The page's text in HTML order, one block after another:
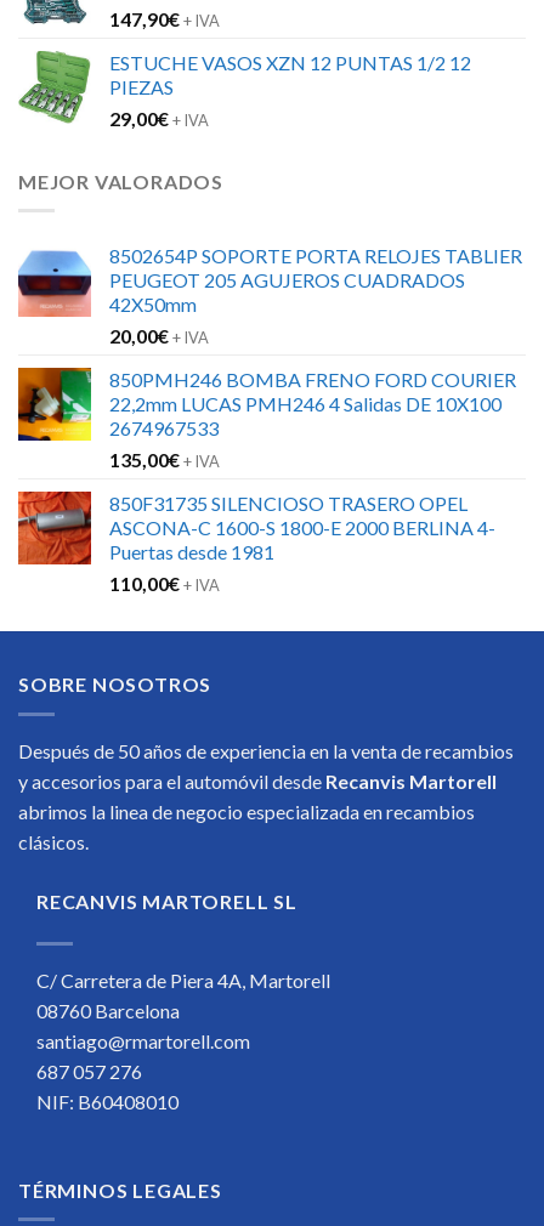
147,90€+ IVA
ESTUCHE VASOS XZN 12 PUNTAS 1/2 12
PIEZAS
29,00€+ IVA
MEJOR VALORADOS
8502654P SOPORTE PORTA RELOJES TABLIER
PEUGEOT 205 AGUJEROS CUADRADOS
42X50mm
20,00€+ IVA
850PMH246 BOMBA FRENO FORD COURIER
22,2mm LUCAS PMH246 4 Salidas DE 10X100
2674967533
135,00€+ IVA
850F31735 SILENCIOSO TRASERO OPEL
ASCONA-C 1600-S 1800-E 2000 BERLINA 4-
Puertas desde 1981
110,00€+ IVA
SOBRE NOSOTROS
Después de 50 años de experiencia en la venta de recambios
y accesorios para el automóvil desde Recanvis Martorell
abrimos la linea de negocio especializada en recambios
clásicos.
RECANVIS MARTORELL SL
C/ Carretera de Piera 4A, Martorell
08760 Barcelona
santiago@rmartorell.com
687 057 276
NIF: B60408010
TÉRMINOS LEGALES